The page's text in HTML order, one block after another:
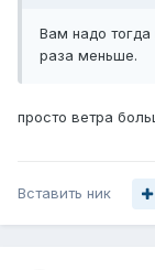
Вам надо тогда
раза меньше.
просто ветра
Вставить ник